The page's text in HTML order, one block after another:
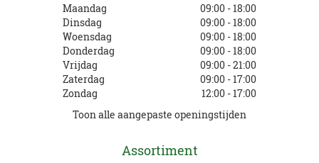
Maandag
09:00 - 18:00
Dinsdag
09:00 - 18:00
Woensdag
09:00 - 18:00
Donderdag
09:00 - 18:00
Vrijdag
09:00 - 21:00
Zaterdag
09:00 - 17:00
Zondag
12:00 - 17:00
Toon alle aangepaste openingstijden
Assortiment